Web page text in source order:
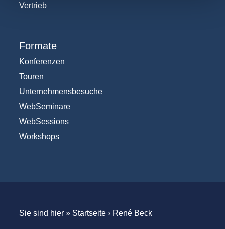
Vertrieb
Formate
Konferenzen
Touren
Unternehmensbesuche
WebSeminare
WebSessions
Workshops
Sie sind hier » Startseite› René Beck